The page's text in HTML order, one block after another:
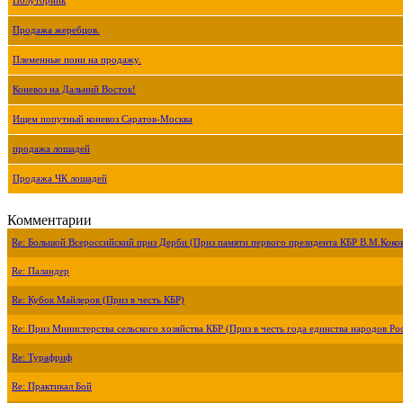
Продажа жеребцов.
Племенные пони на продажу.
Коневоз на Дальний Восток!
Ищем попутный коневоз Саратов-Москва
продажа лошадей
Продажа ЧК лошадей
Комментарии
Re: Большой Всероссийский приз Дерби (Приз памяти первого президента КБР
Re: Паландер
Re: Кубок Майлеров (Приз в честь КБР)
Re: Приз Министерства сельского хозяйства КБР (Приз в честь года единства народов
Re: Турафриф
Re: Практикал Бой